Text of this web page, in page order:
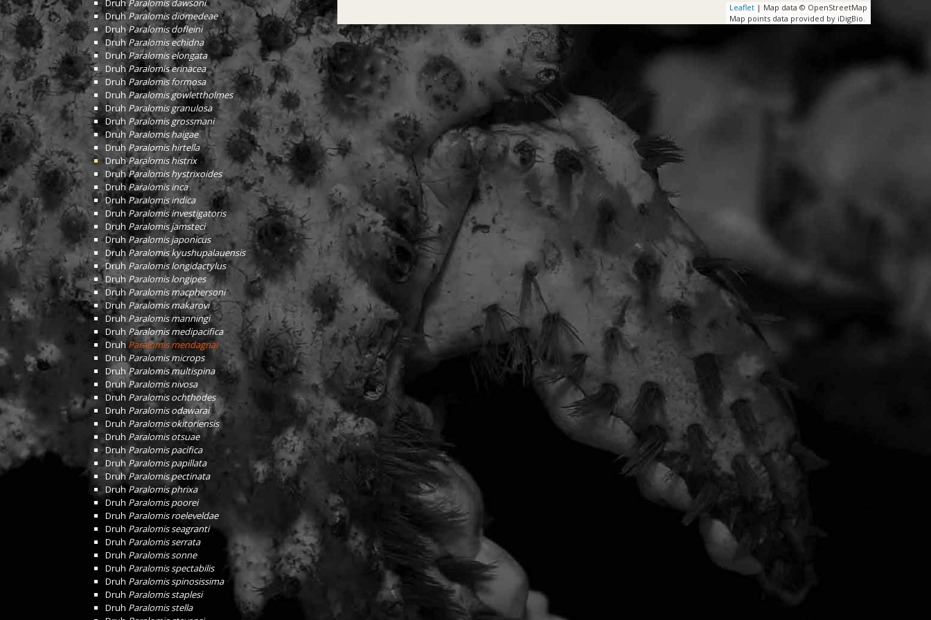
DruhParalomis dawsoni
DruhParalomis diomedeae
DruhParalomis dofleini
Druh Paralomis echidna
DruhParalomis elongata
DruhParalomis erinacea
Druh Paralomis formosa
DruhParalomis gowlettholmes
Druh Paralomis granulosa
Druh Paralomis grossmani
DruhParalomis haigae
Druh Paralomis hirtella
DruhParalomis histrix
DruhParalomis hystrixoides
DruhParalomis inca
DruhParalomis indica
Druh Paralomis investigatoris
Druh Paralomis jamsteci
Druh Paralomis japonicus
Druh Paralomis kyushupalauensis
Druh Paralomis longidactylus
Druh Paralomis longipes
DruhParalomis macphersoni
Druh Paralomis makarovi
Druh Paralomis manningi
Druh Paralomis medipacifica
DruhParalomis mendagnai
Druh Paralomis microps
DruhParalomis multispina
DruhParalomis nivosa
Druh Paralomis ochthodes
Druh Paralomis odawarai
Druh Paralomis okitoriensis
Druh Paralomis otsuae
Druh Paralomis pacifica
Druh Paralomis papillata
DruhParalomis pectinata
Druh Paralomis phrixa
Druh Paralomis poorei
Druh Paralomis roeleveldae
Druh Paralomis seagranti
Druh Paralomis serrata
Druh Paralomis sonne
Druh Paralomis spectabilis
Druh Paralomis spinosissima
Druh Paralomis staplesi
Druh Paralomis stella
Leaflet | Map data © OpenStreetMap
Map points data provided by iDigBio.